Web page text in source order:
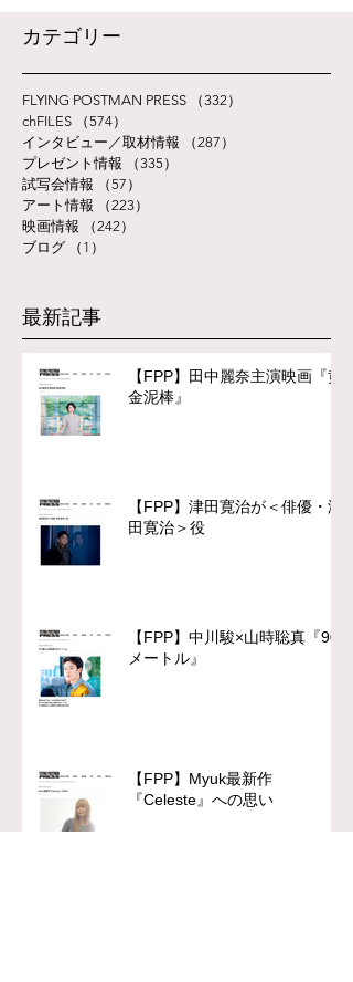
​カテゴリー
FLYING POSTMAN PRESS （332）
chFILES
（574）
インタビュー／取材情報
（287）
プレゼント情報
（335）
試写会情報
（57）
アート情報
（223）
映画情報
（242）
ブログ
（1）
最新記事
【FPP】田中麗奈主演映画『黄
金泥棒』
【FPP】津田寛治が＜俳優・津
田寛治＞役
【FPP】中川駿×山時聡真『90
メートル』
【FPP】Myuk最新作
『Celeste』への思い